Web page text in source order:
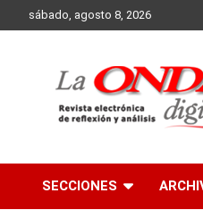
to
sábado, agosto 8, 2026
SECCIONES